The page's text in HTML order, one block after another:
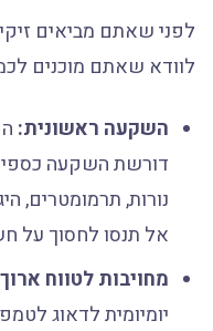
לפני שאתם מביאים
לוודא שאתם מוכנים
השקעה ראשונית:
דורשת השקעה
נורות, תרמומטרים,
אל תנסו לחסוך על
מחויבות לטווח ארוך:
יומיומית לדאוג